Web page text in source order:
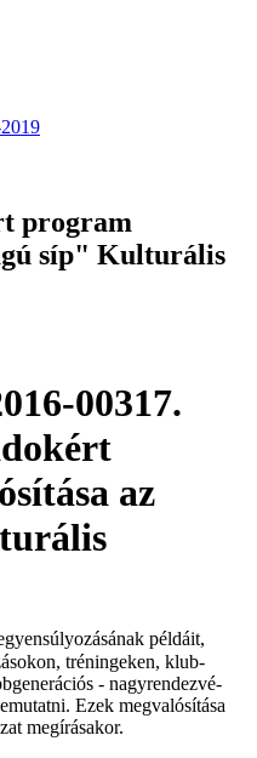
program
síp" Kulturális
00317.
az
példáit,
tréningeken, klub-
- nagyrendezvé-
Ezek megvalósítása
megírásakor.